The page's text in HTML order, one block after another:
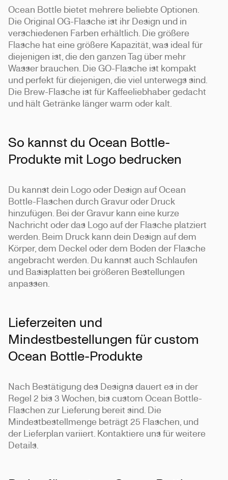
Ocean Bottle bietet mehrere beliebte Optionen.
Die Original OG-Flasche ist ihr Design und in
verschiedenen Farben erhältlich. Die größere
Flasche hat eine größere Kapazität, was ideal für
diejenigen ist, die den ganzen Tag über mehr
Wasser brauchen. Die GO-Flasche ist kompakt
und perfekt für diejenigen, die viel unterwegs sind.
Die Brew-Flasche ist für Kaffeeliebhaber gedacht
und hält Getränke länger warm oder kalt.
So kannst du Ocean Bottle-
Produkte mit Logo bedrucken
Du kannst dein Logo oder Design auf Ocean
Bottle-Flaschen durch Gravur oder Druck
hinzufügen. Bei der Gravur kann eine kurze
Nachricht oder das Logo auf der Flasche platziert
werden. Beim Druck kann dein Design auf dem
Körper, dem Deckel oder dem Boden der Flasche
angebracht werden. Du kannst auch Schlaufen
und Basisplatten bei größeren Bestellungen
anpassen.
Lieferzeiten und
Mindestbestellungen für custom
Ocean Bottle-Produkte
Nach Bestätigung des Designs dauert es in der
Regel 2 bis 3 Wochen, bis custom Ocean Bottle-
Flaschen zur Lieferung bereit sind. Die
Mindestbestellmenge beträgt 25 Flaschen, und
der Lieferplan variiert. Kontaktiere uns für weitere
Details.